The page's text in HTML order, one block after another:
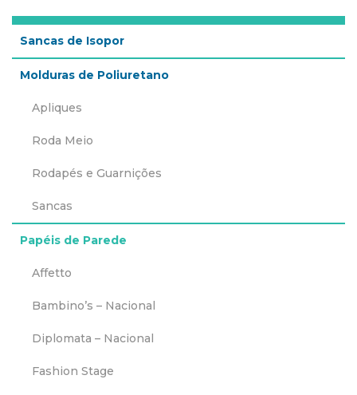
Sancas de Isopor
Molduras de Poliuretano
Apliques
Roda Meio
Rodapés e Guarnições
Sancas
Papéis de Parede
Affetto
Bambino’s – Nacional
Diplomata – Nacional
Fashion Stage